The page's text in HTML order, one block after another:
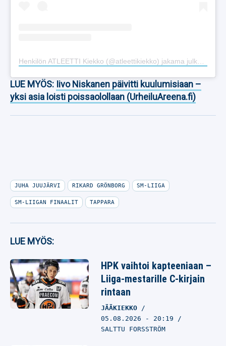
LUE MYÖS: Iivo Niskanen päivitti kuulumisiaan –
yksi asia loisti poissaolollaan (UrheiluAreena.fi)
JUHA JUUJÄRVI RIKARD GRÖNBORG SM-LIIGA
SM-LIIGAN FINAALIT TAPPARA
LUE MYÖS:
HPK vaihtoi kapteeniaan –
Liiga-mestarille C-kirjain
rintaan
JÄÄKIEKKO
05.08.2026 - 20:19
SALTTU FORSSTRÖM